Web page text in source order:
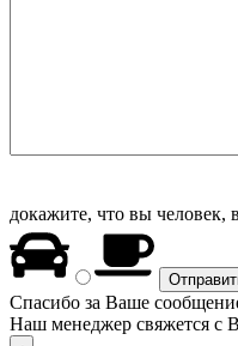
докажите, что вы человек,
Спасибо за Ваше
Наш менеджер свяжется с